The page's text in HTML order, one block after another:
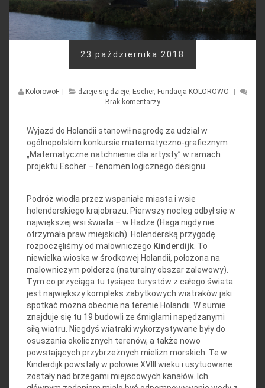
23 października 2018
KolorowoF dzieje się dzieje, Escher, Fundacja KOLOROWO
Brak komentarzy
Wyjazd do Holandii stanowił nagrodę za udział w
ogólnopolskim konkursie matematyczno-graficznym
„Matematyczne natchnienie dla artysty” w ramach
projektu Escher – fenomen logicznego designu.
Podróż wiodła przez wspaniałe miasta i wsie
holenderskiego krajobrazu. Pierwszy nocleg odbył się w
największej wsi świata – w Hadze (Haga nigdy nie
otrzymała praw miejskich). Holenderską przygodę
rozpoczęliśmy od malowniczego Kinderdijk. To
niewielka wioska w środkowej Holandii, położona na
malowniczym polderze (naturalny obszar zalewowy).
Tym co przyciąga tu tysiące turystów z całego świata
jest największy kompleks zabytkowych wiatraków jaki
spotkać można obecnie na terenie Holandii. W sumie
znajduje się tu 19 budowli ze śmigłami napędzanymi
siłą wiatru. Niegdyś wiatraki wykorzystywane były do
osuszania okolicznych terenów, a także nowo
powstających przybrzeżnych mielizn morskich. Te w
Kinderdijk powstały w połowie XVIII wieku i usytuowane
zostały nad brzegami miejscowych kanałów. Ich